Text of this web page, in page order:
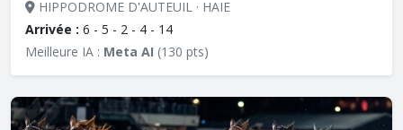
HIPPODROME D'AUTEUIL · HAIE
Arrivée : 6 - 5 - 2 - 4 - 14
Meilleure IA : Meta AI (130 pts)